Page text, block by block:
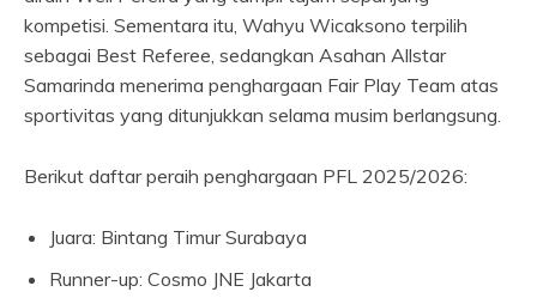
kompetisi. Sementara itu, Wahyu Wicaksono terpilih
sebagai Best Referee, sedangkan Asahan Allstar
Samarinda menerima penghargaan Fair Play Team atas
sportivitas yang ditunjukkan selama musim berlangsung.
Berikut daftar peraih penghargaan PFL 2025/2026:
Juara: Bintang Timur Surabaya
Runner-up: Cosmo JNE Jakarta